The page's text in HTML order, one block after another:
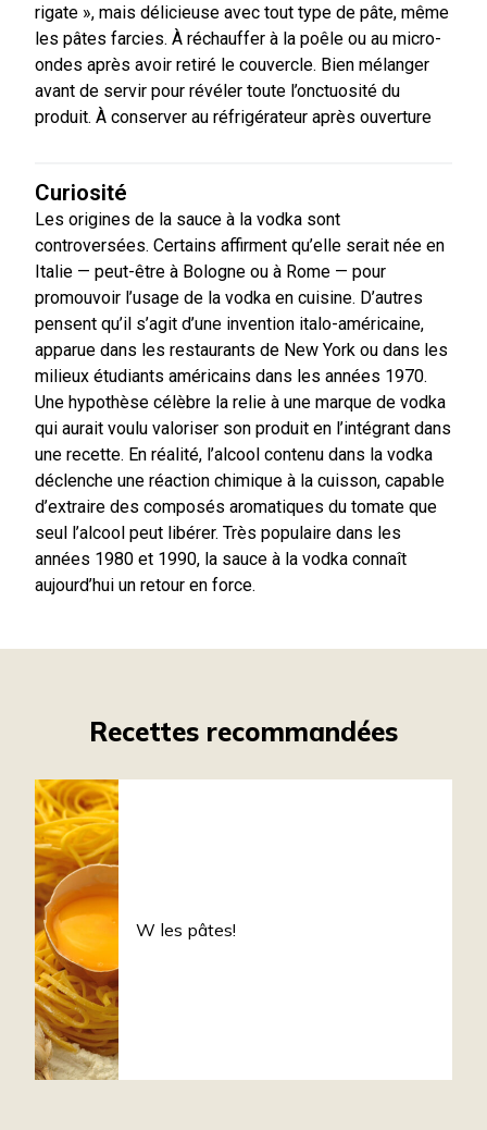
rigate », mais délicieuse avec tout type de pâte, même
les pâtes farcies. À réchauffer à la poêle ou au micro-
ondes après avoir retiré le couvercle. Bien mélanger
avant de servir pour révéler toute l’onctuosité du
produit. À conserver au réfrigérateur après ouverture
Curiosité
Les origines de la sauce à la vodka sont
controversées. Certains affirment qu’elle serait née en
Italie — peut-être à Bologne ou à Rome — pour
promouvoir l’usage de la vodka en cuisine. D’autres
pensent qu’il s’agit d’une invention italo-américaine,
apparue dans les restaurants de New York ou dans les
milieux étudiants américains dans les années 1970.
Une hypothèse célèbre la relie à une marque de vodka
qui aurait voulu valoriser son produit en l’intégrant dans
une recette. En réalité, l’alcool contenu dans la vodka
déclenche une réaction chimique à la cuisson, capable
d’extraire des composés aromatiques du tomate que
seul l’alcool peut libérer. Très populaire dans les
années 1980 et 1990, la sauce à la vodka connaît
aujourd’hui un retour en force.
Recettes recommandées
W les pâtes!